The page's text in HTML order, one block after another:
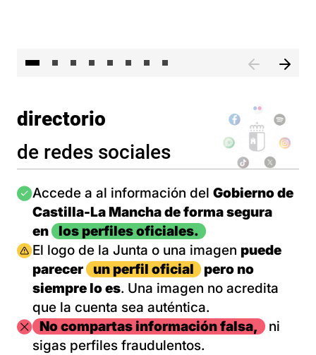
directorio
de redes sociales
Imagen
Accede a al información del Gobierno de
Castilla-La Mancha de forma segura
en
los perfiles oficiales.
Imagen
El logo de la Junta o una imagen puede
parecer
un perfil oficial
pero no
siempre lo es. Una imagen no acredita
que la cuenta sea auténtica.
ImagenNo compartas información falsa,
ni
sigas perfiles fraudulentos.